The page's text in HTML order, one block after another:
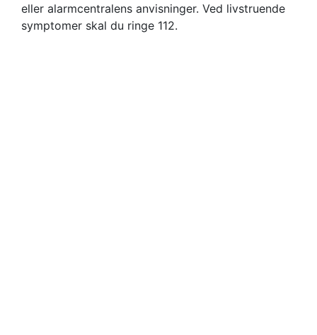
eller alarmcentralens anvisninger. Ved livstruende
symptomer skal du ringe 112.